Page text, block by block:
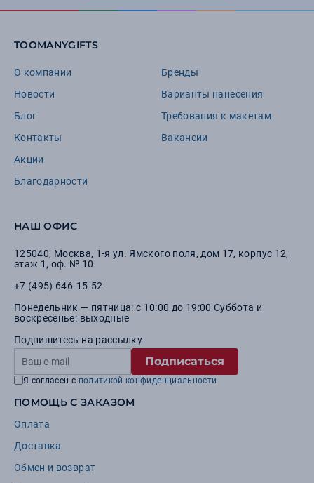
TOOMANYGIFTS
О компании
Новости
Блог
Контакты
Акции
Благодарности
Бренды
Варианты нанесения
Требования к макетам
Вакансии
НАШ ОФИС
125040, Москва, 1-я ул. Ямского поля, дом 17, корпус 12,
этаж 1, оф. № 10
+7 (495) 646-15-52
Понедельник — пятница: с 10:00 до 19:00 Суббота и
воскресенье: выходные
Подпишитесь на рассылку
Подписаться
Я согласен с политикой конфиденциальности
ПОМОЩЬ С ЗАКАЗОМ
Оплата
Доставка
Обмен и возврат